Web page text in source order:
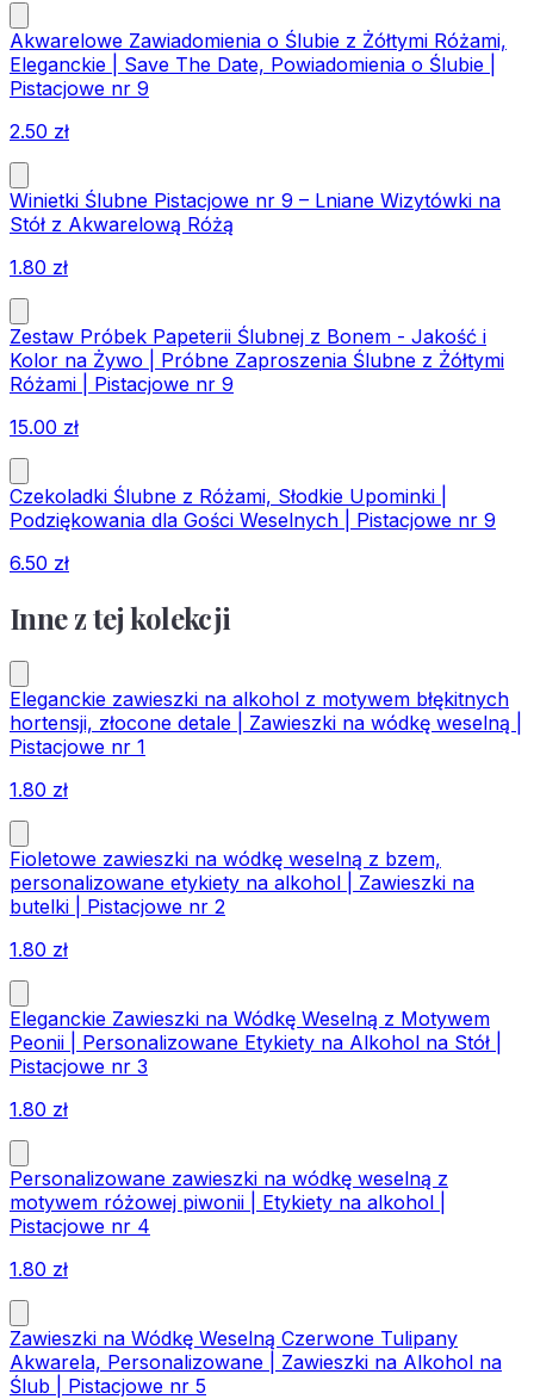
Akwarelowe Zawiadomienia o Ślubie z Żółtymi Różami,
Eleganckie | Save The Date, Powiadomienia o Ślubie |
Pistacjowe nr 9
2.50 zł
Winietki Ślubne Pistacjowe nr 9 – Lniane Wizytówki na
Stół z Akwarelową Różą
1.80 zł
Zestaw Próbek Papeterii Ślubnej z Bonem - Jakość i
Kolor na Żywo | Próbne Zaproszenia Ślubne z Żółtymi
Różami | Pistacjowe nr 9
15.00 zł
Czekoladki Ślubne z Różami, Słodkie Upominki |
Podziękowania dla Gości Weselnych | Pistacjowe nr 9
6.50 zł
Inne z tej kolekcji
Eleganckie zawieszki na alkohol z motywem błękitnych
hortensji, złocone detale | Zawieszki na wódkę weselną |
Pistacjowe nr 1
1.80 zł
Fioletowe zawieszki na wódkę weselną z bzem,
personalizowane etykiety na alkohol | Zawieszki na
butelki | Pistacjowe nr 2
1.80 zł
Eleganckie Zawieszki na Wódkę Weselną z Motywem
Peonii | Personalizowane Etykiety na Alkohol na Stół |
Pistacjowe nr 3
1.80 zł
Personalizowane zawieszki na wódkę weselną z
motywem różowej piwonii | Etykiety na alkohol |
Pistacjowe nr 4
1.80 zł
Zawieszki na Wódkę Weselną Czerwone Tulipany
Akwarela, Personalizowane | Zawieszki na Alkohol na
Ślub | Pistacjowe nr 5